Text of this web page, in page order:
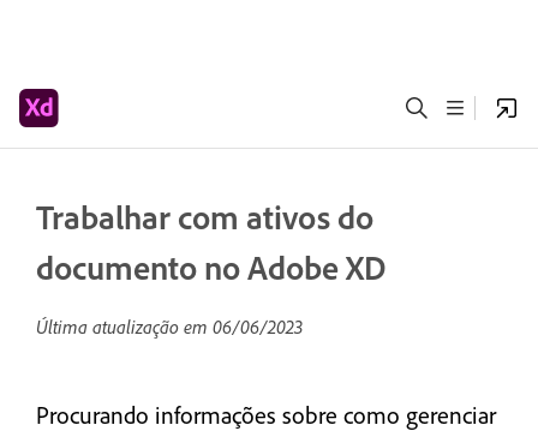
Trabalhar com ativos do
documento no Adobe XD
Última atualização em 06/06/2023
Procurando informações sobre como gerenciar